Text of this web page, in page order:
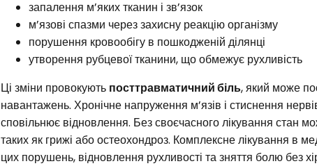
запалення м’яких тканин і зв’язок
м’язові спазми через захисну реакцію організму
порушення кровообігу в пошкодженій ділянці
утворення рубцевої тканини, що обмежує рухливість
Ці зміни провокують посттравматичний біль, який може
навантажень. Хронічне напруження м’язів і стиснення
сповільнює відновлення. Без своєчасного лікування стан
таких як грижі або остеохондроз. Комплексне лікування в
цих порушень, відновлення рухливості та зняття болю без